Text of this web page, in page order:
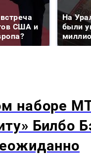
США и
На
были
наборе
Билбо